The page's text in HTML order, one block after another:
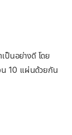
ป็นอย่างดี โดย
น 10 แผ่นด้วยกัน